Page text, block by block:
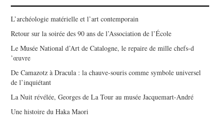
L’archéologie matérielle et l’art contemporain
Retour sur la soirée des 90 ans de l’Association de l’École
Le Musée National d’Art de Catalogne, le repaire de mille chefs-d
’œuvre
De Camazotz à Dracula : la chauve-souris comme symbole universel
de l’inquiétant
La Nuit révélée, Georges de La Tour au musée Jacquemart-André
Une histoire du Haka Maori